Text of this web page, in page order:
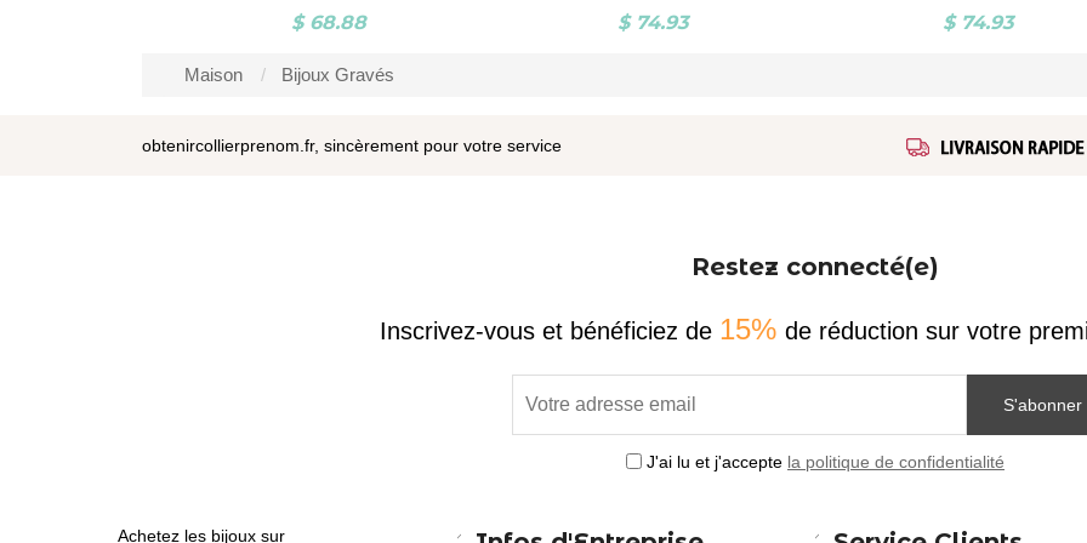
$ 68.88 $ 74.93 $ 74.93
Maison Bijoux Gravés
obtenircollierprenom.fr, sincèrement pour votre service
Restez connecté(e)
Inscrivez-vous et bénéficiez de 15% de réduction sur votre
S'abonner
J'ai lu et j'accepte la politique de confidentialité
Achetez les bijoux sur